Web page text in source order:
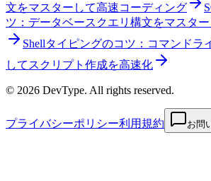
文をマスターして高速コーディング
ツ：データベースクエリ構文をマスタ
Shellタイピングのコツ：コマンドラ
してスクリプト作成を高速化
© 2026 DevType. All rights reserved.
プライバシーポリシー利用規約 お問